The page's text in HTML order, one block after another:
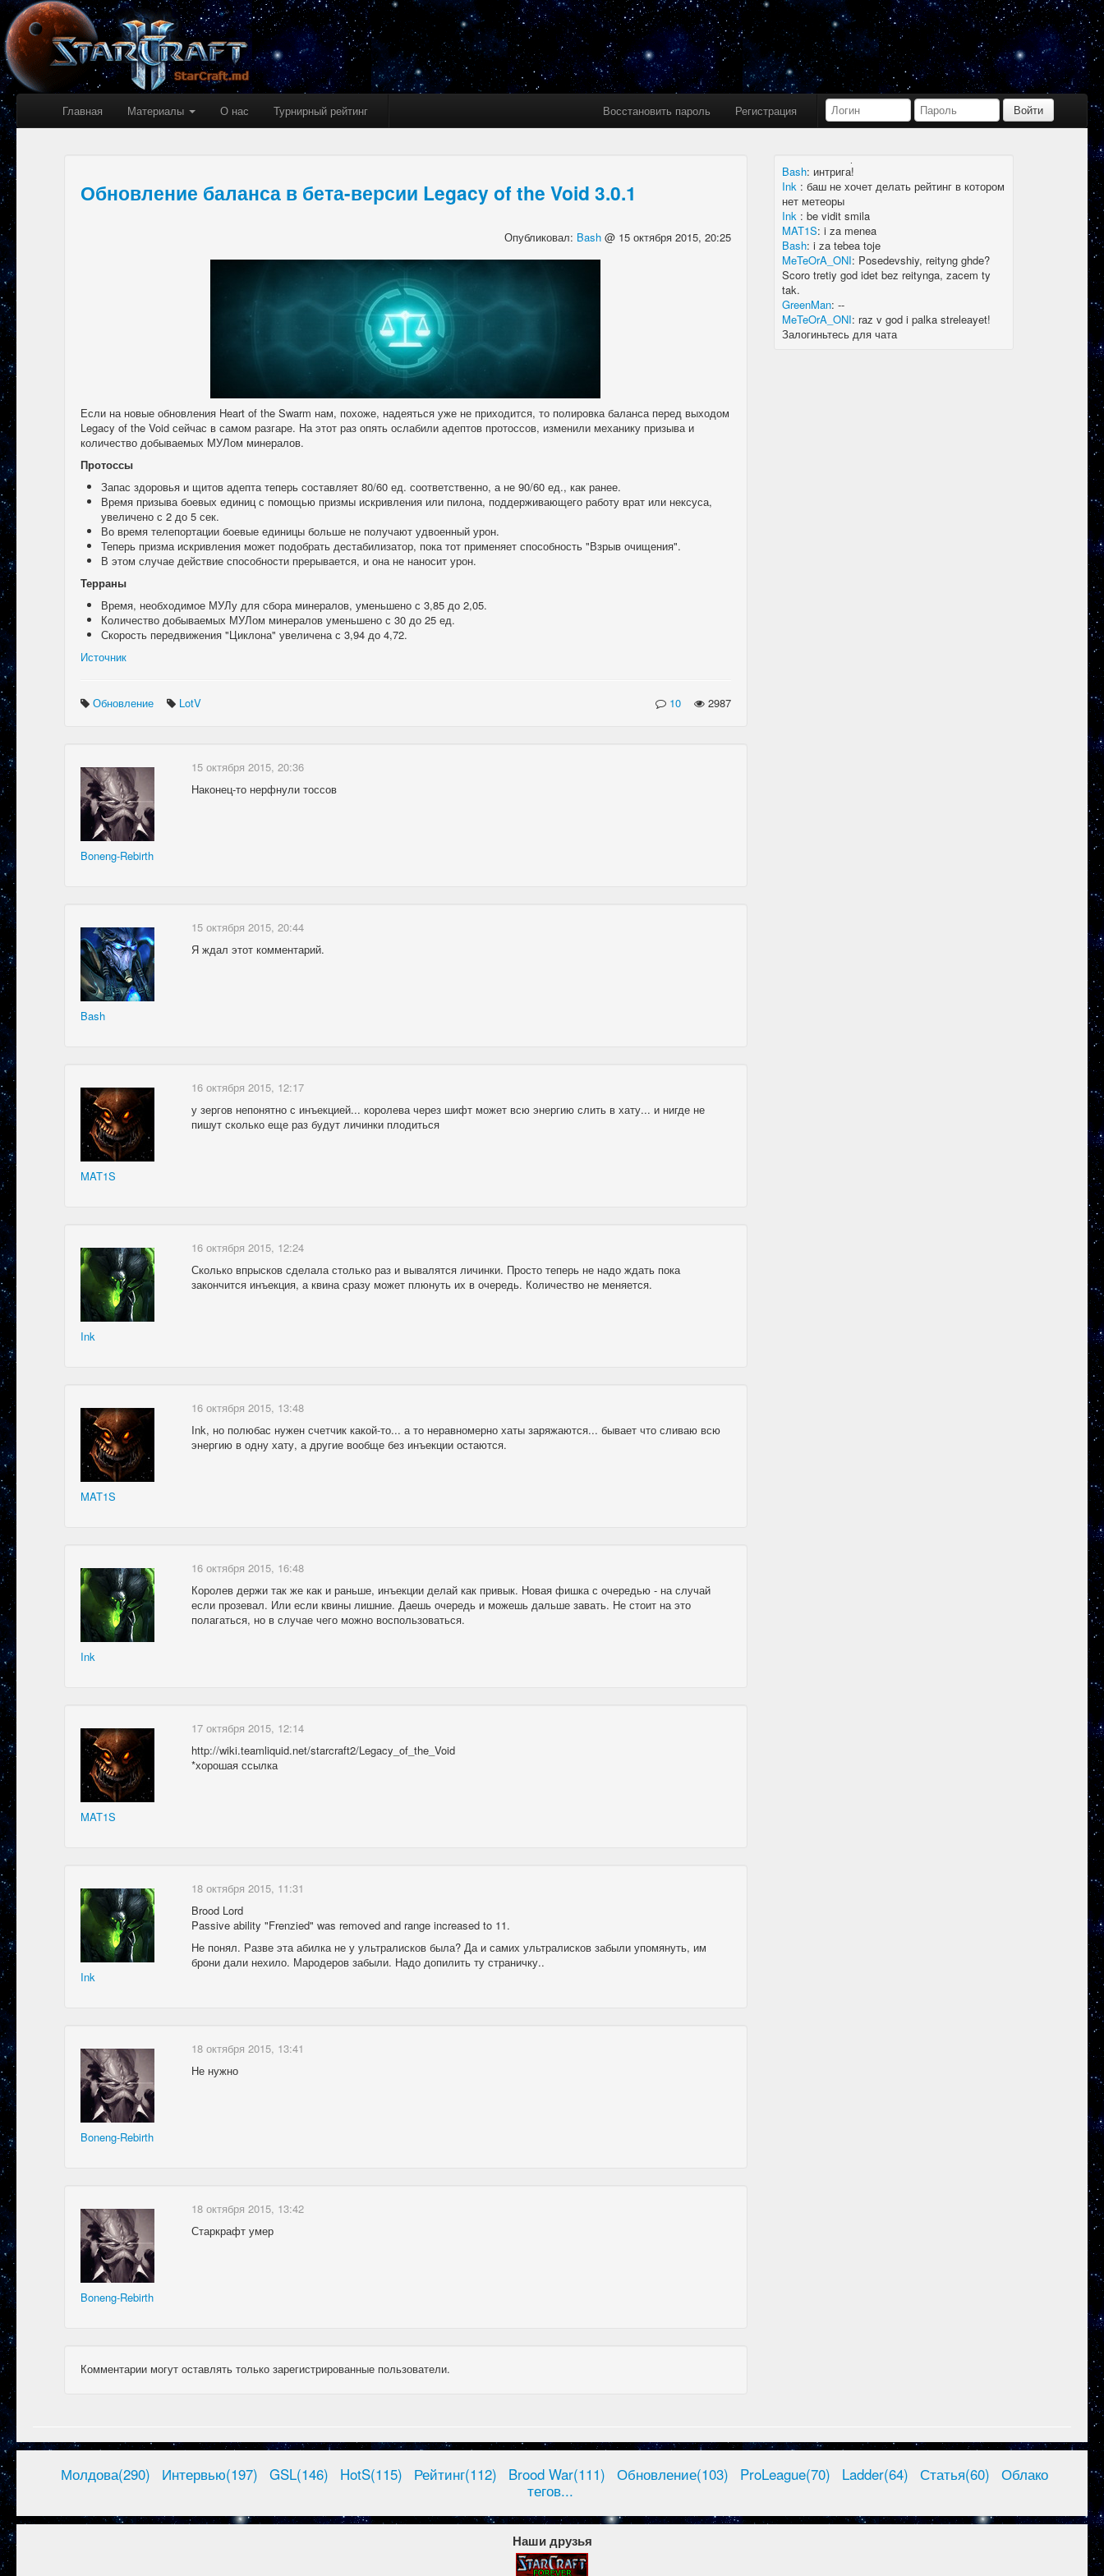
Главная Материалы О нас Турнирный рейтинг Восстановить пароль Регистрация
Обновление баланса в бета-версии Legacy of the Void 3.0.1
Опубликовал: Bash @ 15 октября 2015, 20:25
Если на новые обновления Heart of the Swarm нам, похоже, надеяться уже не приходится, то полировка баланса перед выходом
Legacy of the Void сейчас в самом разгаре. На этот раз опять ослабили адептов протоссов, изменили механику призыва и
количество добываемых МУЛом минералов.
Протоссы
Запас здоровья и щитов адепта теперь составляет 80/60 ед. соответственно, а не 90/60 ед., как ранее.
Время призыва боевых единиц с помощью призмы искривления или пилона, поддерживающего работу врат или нексуса,
увеличено с 2 до 5 сек.
Во время телепортации боевые единицы больше не получают удвоенный урон.
Теперь призма искривления может подобрать дестабилизатор, пока тот применяет способность "Взрыв очищения".
В этом случае действие способности прерывается, и она не наносит урон.
Терраны
Время, необходимое МУЛу для сбора минералов, уменьшено с 3,85 до 2,05.
Количество добываемых МУЛом минералов уменьшено с 30 до 25 ед.
Скорость передвижения "Циклона" увеличена с 3,94 до 4,72.
Источник
Обновление LotV 10 2987
Boneng-Rebirth
15 октября 2015, 20:36
Наконец-то нерфнули тоссов
Bash
15 октября 2015, 20:44
Я ждал этот комментарий.
MAT1S
16 октября 2015, 12:17
у зергов непонятно с инъекцией... королева через шифт может всю энергию слить в хату... и нигде не
пишут сколько еще раз будут личинки плодиться
Ink
16 октября 2015, 12:24
Сколько впрысков сделала столько раз и вывалятся личинки. Просто теперь не надо ждать пока
закончится инъекция, а квина сразу может плюнуть их в очередь. Количество не меняется.
MAT1S
16 октября 2015, 13:48
Ink, но полюбас нужен счетчик какой-то... а то неравномерно хаты заряжаются... бывает что сливаю всю
энергию в одну хату, а другие вообще без инъекции остаются.
Ink
16 октября 2015, 16:48
Королев держи так же как и раньше, инъекции делай как привык. Новая фишка с очередью - на случай
если прозевал. Или если квины лишние. Даешь очередь и можешь дальше завать. Не стоит на это
полагаться, но в случае чего можно воспользоваться.
MAT1S
17 октября 2015, 12:14
http://wiki.teamliquid.net/starcraft2/Legacy_of_the_Void
*хорошая ссылка
Ink
18 октября 2015, 11:31
Brood Lord
Passive ability "Frenzied" was removed and range increased to 11.
Не понял. Разве эта абилка не у ультралисков была? Да и самих ультралисков забыли упомянуть, им
брони дали нехило. Мародеров забыли. Надо допилить ту страничку..
Boneng-Rebirth
18 октября 2015, 13:41
Не нужно
Boneng-Rebirth
18 октября 2015, 13:42
Старкрафт умер
Комментарии могут оставлять только зарегистрированные пользователи.
Bash : limboid, заходил бы в Дискорд не
пропустил бы.
Ink
limboid, сейчас как бы всё сообщество
в дискорде, там всегда инфа самая
актуальная
k7.Gladiator : yoyo
Ink:yoyo
MAT1S
гладиатор = бв нагибатор?
Ink:на 20 лей игратор
Bash: интрига!
Ink :баш не хочет делать рейтинг в котором
нет метеоры
Ink :be vidit smila
MAT1S:i za menea
Bash:i za tebea toje
MeTeOrA_ONI: Posedevshiy, reityng ghde?
Scoro tretiy god idet bez reitynga, zacem ty
tak.
GreenMan:--
MeTeOrA_ONI: raz v god i palka streleayet!
Залогиньтесь для чата
Молдова(290) Интервью(197) GSL(146) HotS(115) Рейтинг(112) Brood War(111) Обновление(103) ProLeague(70) Ladder(64) Статья(60)
Облако
тегов...
Наши друзья